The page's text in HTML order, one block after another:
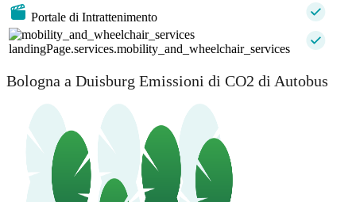
Portale di Intrattenimento
landingPage.services.mobility_and_wheelchair_services
Bologna a Duisburg Emissioni di CO2 di Autobus